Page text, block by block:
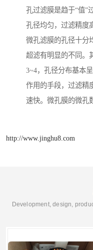
孔过滤膜是趋于“值”
孔径均匀，过滤精度
微孔滤膜的孔径十分
超滤有明显的不同。
3~4，孔径分布基本
作用的手段，过滤精
速快。微孔膜的微孔
http://www.jinghu8.com
Development, design,